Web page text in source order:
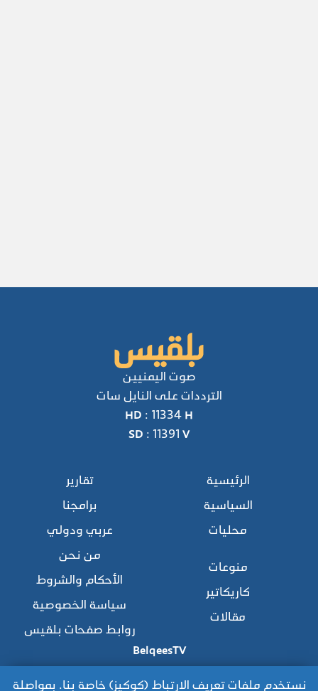
نستخدم ملفات تعريف الارتباط (كوكيز) خاصة بنا. بمواصلة
صوت اليمنيين
الترددات على النايل سات
HD : 11334 H
SD : 11391 V
الرئيسية
السياسية
محليات
تقارير
برامجنا
عربي ودولي
منوعات
كاريكاتير
مقالات
من نحن
الأحكام والشروط
سياسة الخصوصية
روابط صفحات بلقيس
BelqeesTV